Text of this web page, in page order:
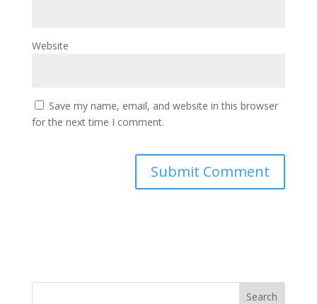
Website
Save my name, email, and website in this browser
for the next time I comment.
Search